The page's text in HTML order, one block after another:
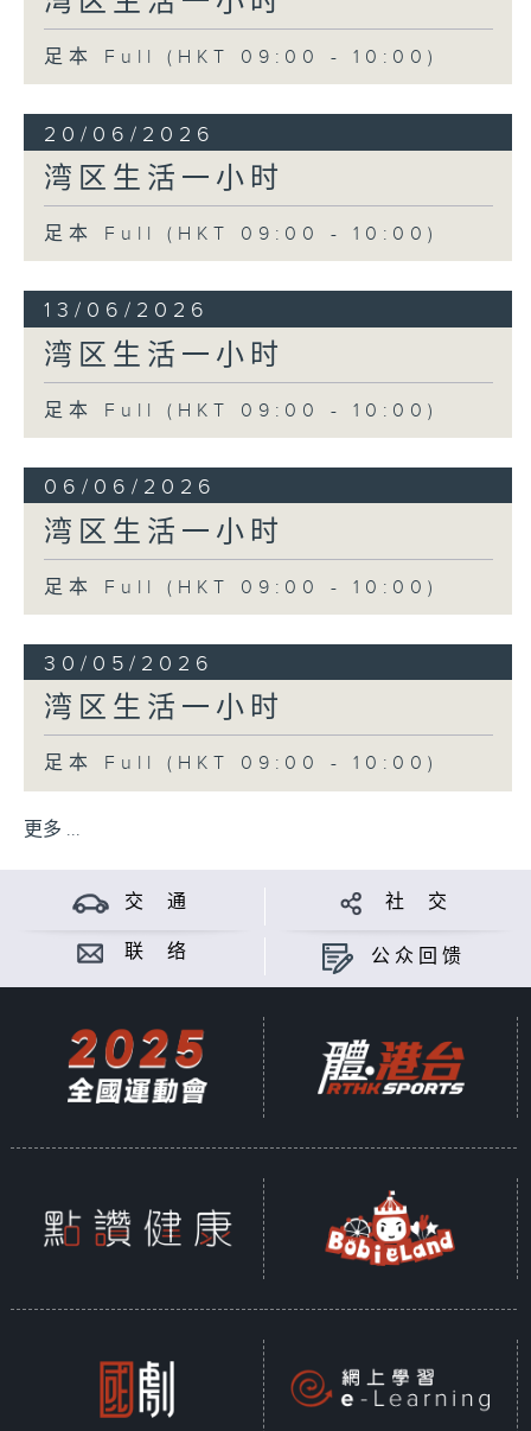
足本 Full (HKT 09:00 - 10:00)
20/06/2026
湾区生活一小时
足本 Full (HKT 09:00 - 10:00)
13/06/2026
湾区生活一小时
足本 Full (HKT 09:00 - 10:00)
06/06/2026
湾区生活一小时
足本 Full (HKT 09:00 - 10:00)
30/05/2026
湾区生活一小时
足本 Full (HKT 09:00 - 10:00)
更多 ...
交 通 社 交
联 络 公众回馈